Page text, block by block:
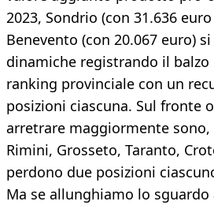
2023, Sondrio (con 31.636
Benevento (con 20.067 euro)
dinamiche registrando il
ranking provinciale con un
posizioni ciascuna. Sul fronte
arretrare maggiormente sono,
Rimini, Grosseto, Taranto,
perdono due posizioni
Ma se allunghiamo lo sguardo